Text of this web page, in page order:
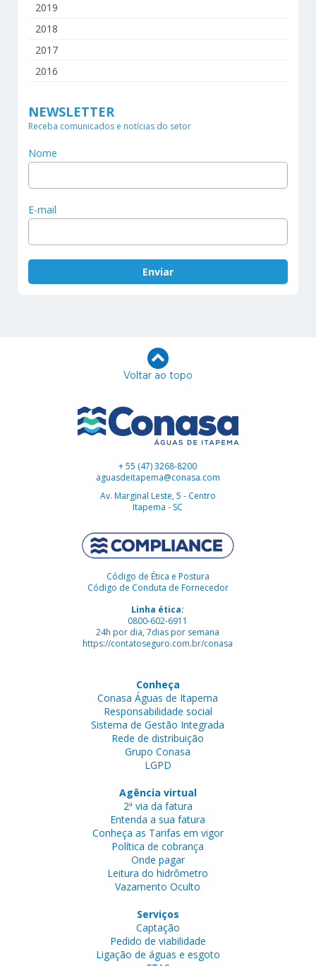
2019
2018
2017
2016
NEWSLETTER
Receba comunicados e notícias do setor
Nome
E-mail
Voltar ao topo
+ 55 (47) 3268-8200
aguasdeitapema@conasa.com
Av. Marginal Leste, 5 - Centro
Itapema - SC
Código de Ética e Postura
Código de Conduta de Fornecedor
Linha ética:
0800-602-6911
24h por dia, 7dias por semana
https://contatoseguro.com.br/conasa
Conheça
Conasa Águas de Itapema
Responsabilidade social
Sistema de Gestão Integrada
Rede de distribuição
Grupo Conasa
LGPD
Agência virtual
2ª via da fatura
Entenda a sua fatura
Conheça as Tarifas em vigor
Política de cobrança
Onde pagar
Leitura do hidrômetro
Vazamento Oculto
Serviços
Captação
Pedido de viabilidade
Ligação de águas e esgoto